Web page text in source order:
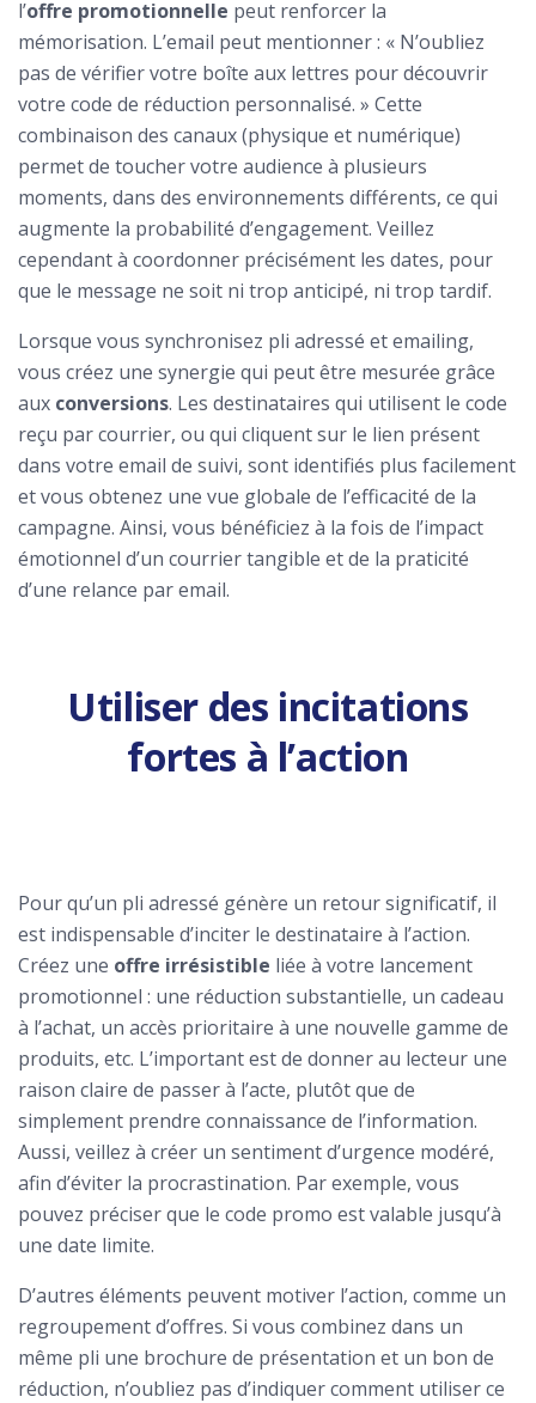
l’offre promotionnelle peut renforcer la
mémorisation. L’email peut mentionner : « N’oubliez
pas de vérifier votre boîte aux lettres pour découvrir
votre code de réduction personnalisé. » Cette
combinaison des canaux (physique et numérique)
permet de toucher votre audience à plusieurs
moments, dans des environnements différents, ce qui
augmente la probabilité d’engagement. Veillez
cependant à coordonner précisément les dates, pour
que le message ne soit ni trop anticipé, ni trop tardif.
Lorsque vous synchronisez pli adressé et emailing,
vous créez une synergie qui peut être mesurée grâce
aux conversions. Les destinataires qui utilisent le code
reçu par courrier, ou qui cliquent sur le lien présent
dans votre email de suivi, sont identifiés plus facilement
et vous obtenez une vue globale de l’efficacité de la
campagne. Ainsi, vous bénéficiez à la fois de l’impact
émotionnel d’un courrier tangible et de la praticité
d’une relance par email.
Utiliser des incitations
fortes à l’action
Pour qu’un pli adressé génère un retour significatif, il
est indispensable d’inciter le destinataire à l’action.
Créez une offre irrésistible liée à votre lancement
promotionnel : une réduction substantielle, un cadeau
à l’achat, un accès prioritaire à une nouvelle gamme de
produits, etc. L’important est de donner au lecteur une
raison claire de passer à l’acte, plutôt que de
simplement prendre connaissance de l’information.
Aussi, veillez à créer un sentiment d’urgence modéré,
afin d’éviter la procrastination. Par exemple, vous
pouvez préciser que le code promo est valable jusqu’à
une date limite.
D’autres éléments peuvent motiver l’action, comme un
regroupement d’offres. Si vous combinez dans un
même pli une brochure de présentation et un bon de
réduction, n’oubliez pas d’indiquer comment utiliser ce